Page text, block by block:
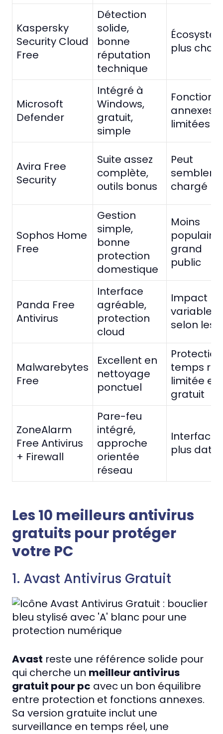
Kaspersky
Security Cloud
Free
Détection
solide,
bonne
réputation
technique
plus
Microsoft
Defender
Intégré à
Windows,
gratuit,
simple
Fonctions
annexes
limitées
Avira Free
Security
Suite assez
complète,
outils bonus
Peut
sembler
chargé
Sophos Home
Free
Gestion
simple,
bonne
protection
domestique
Moins
populaire
grand
public
Panda Free
Antivirus
Interface
agréable,
protection
cloud
Impact
variable
selon les
Malwarebytes
Free
Excellent en
nettoyage
ponctuel
Protection
temps
limitée en
gratuit
ZoneAlarm
Free Antivirus
+ Firewall
Pare-feu
intégré,
approche
orientée
réseau
Interface
plus
Les 10 meilleurs antivirus
gratuits pour protéger
votre PC
1. Avast Antivirus Gratuit
Avast reste une référence solide pour
qui cherche un meilleur antivirus
gratuit pour pc avec un bon équilibre
entre protection et fonctions annexes.
Sa version gratuite inclut une
surveillance en temps réel, une